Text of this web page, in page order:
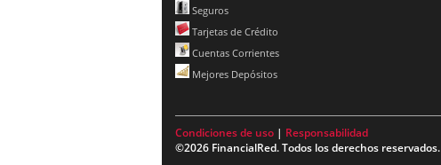
Seguros
Tarjetas de Crédito
Cuentas Corrientes
Mejores Depósitos
Condiciones de uso | Responsabilidad
©2026 FinancialRed. Todos los derechos reservados.